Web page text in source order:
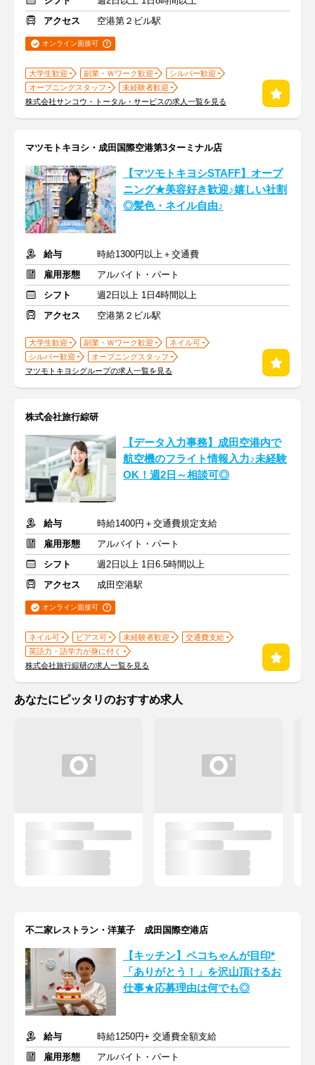
アクセス
空港第２ビル駅
オンライン面接可
大学生歓迎 副業・Ｗワーク歓迎
シルバー歓迎
オープニングスタッフ
未経験者歓迎
株式会社サンコウ・トータル・サービスの求人一覧を見る
マツモトキヨシ・成田国際空港第3ターミナル店
【マツモトキヨシSTAFF】オープ
ニング★美容好き歓迎♪嬉しい社割
◎髪色・ネイル自由♪
給与
時給1300円以上＋交通費
雇用形態
アルバイト・パート
シフト
週2日以上 1日4時間以上
アクセス
空港第２ビル駅
大学生歓迎 副業・Ｗワーク歓迎
ネイル可
シルバー歓迎
オープニングスタッフ
マツモトキヨシグループの求人一覧を見る
株式会社旅行綜研
【データ入力事務】成田空港内で
航空機のフライト情報入力♪未経験
OK！週2日～相談可◎
給与
時給1400円＋交通費規定支給
雇用形態
アルバイト・パート
シフト
週2日以上 1日6.5時間以上
アクセス
成田空港駅
オンライン面接可
ネイル可 ピアス可 未経験者歓迎
交通費支給
英語力・語学力が身に付く
株式会社旅行綜研の求人一覧を見る
あなたにピッタリのおすすめ求人
不二家レストラン・洋菓子 成田国際空港店
【キッチン】ペコちゃんが目印*
「ありがとう！」を沢山頂けるお
仕事★応募理由は何でも◎
給与
時給1250円+ 交通費全額支給
雇用形態
アルバイト・パート